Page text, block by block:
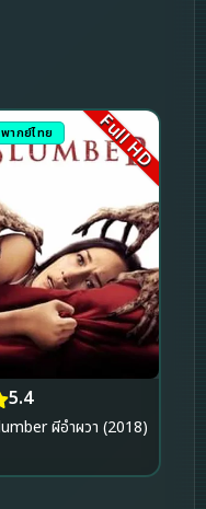
พากย์ไทย Full HD
5.4
Slumber ผีอำผวา (2018)